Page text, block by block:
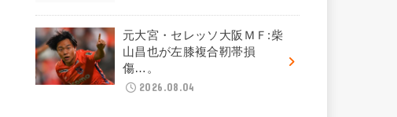
元大宮・セレッソ大阪ＭＦ:柴
山昌也が左膝複合靭帯損
傷…。
2026.08.04